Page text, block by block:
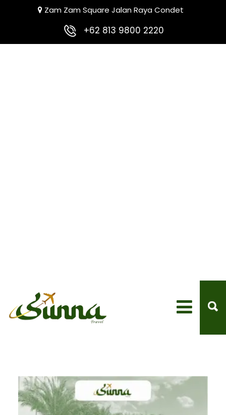
Zam Zam Square Jalan Raya Condet
+62 813 9800 2220